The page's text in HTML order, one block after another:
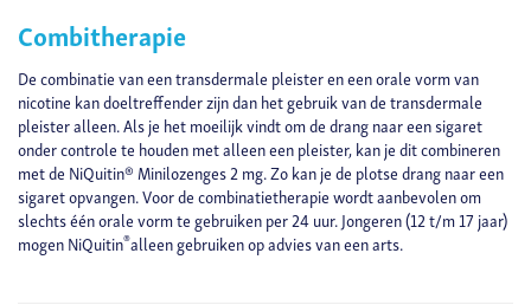
Combitherapie
De combinatie van een transdermale pleister en een orale vorm van
nicotine kan doeltreffender zijn dan het gebruik van de transdermale
pleister alleen. Als je het moeilijk vindt om de drang naar een sigaret
onder controle te houden met alleen een pleister, kan je dit combineren
met de NiQuitin® Minilozenges 2 mg. Zo kan je de plotse drang naar een
sigaret opvangen. Voor de combinatietherapie wordt aanbevolen om
slechts één orale vorm te gebruiken per 24 uur. Jongeren (12 t/m 17 jaar)
mogen NiQuitin®alleen gebruiken op advies van een arts.